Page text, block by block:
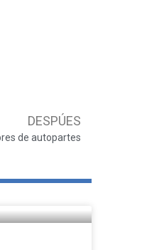
DESPÚES
de autopartes